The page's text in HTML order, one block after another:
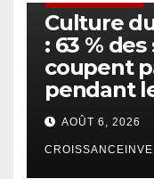
Culture
: 63 %
coupent
pendant
AOÛT 6, 2026